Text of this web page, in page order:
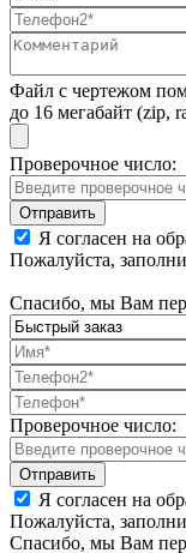
Файл с чертежом
до 16 мегабайт (zip,
Проверочное число:
Я согласен на
Пожалуйста,
Спасибо, мы Вам
Проверочное число:
Я согласен на
Пожалуйста,
Спасибо, мы Вам